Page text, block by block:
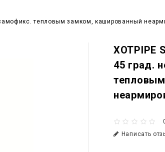
тепловым замком, кашированный
XOTPIPE
45 град.
Написать